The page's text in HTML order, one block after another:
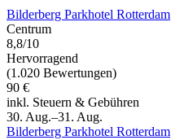
Bilderberg Parkhotel Rotterdam
Centrum
8,8/10
Hervorragend
(1.020 Bewertungen)
90 €
inkl. Steuern & Gebühren
30. Aug.–31. Aug.
Bilderberg Parkhotel Rotterdam